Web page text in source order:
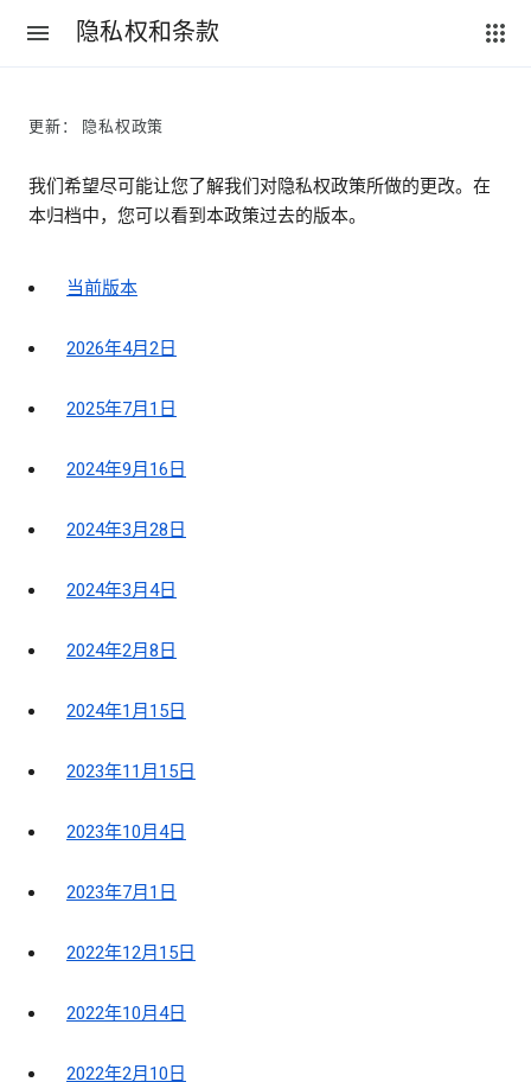
隐私权和条款
更新： 隐私权政策
我们希望尽可能让您了解我们对隐私权政策所做的更改。在
本归档中，您可以看到本政策过去的版本。
当前版本
2026年4月2日
2025年7月1日
2024年9月16日
2024年3月28日
2024年3月4日
2024年2月8日
2024年1月15日
2023年11月15日
2023年10月4日
2023年7月1日
2022年12月15日
2022年10月4日
2022年2月10日